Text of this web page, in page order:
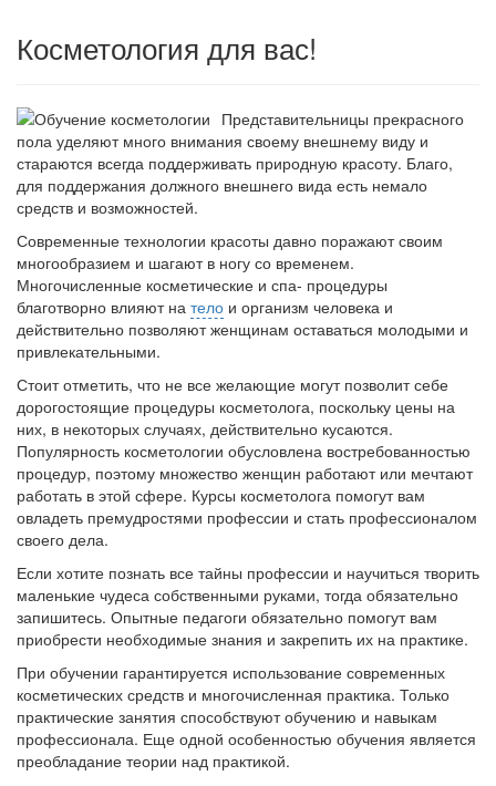
Глава Минздрава РФ
Вероника Скворцова
опровергла
сообщение о падении
работников в
ближайшие годы. Она
заявила об этом на
встрече с журналистами ведущих...
Местная анестезия развивает кардиотоксичность
Федеральная служба по
надзору в сфере
здравоохранения озвучила
тревожную статистику. Она
касаются увеличения риска
острой кардиотоксичности и
роста сопутствующих
Закон о праве родителей находиться с детьми в
реанимации внесен в Госдуму
Соответствующий
законопроект внесен в
палату на
рассмотрение. Суть его
заключается в
Косметология для вас!
Представительницы прекрасного
пола уделяют много внимания своему внешнему виду и
стараются всегда поддерживать природную красоту. Благо,
для поддержания должного внешнего вида есть немало
средств и возможностей.
Современные технологии красоты давно поражают своим
многообразием и шагают в ногу со временем.
Многочисленные косметические и спа- процедуры
благотворно влияют на тело и организм человека и
действительно позволяют женщинам оставаться молодыми и
привлекательными.
Стоит отметить, что не все желающие могут позволит себе
дорогостоящие процедуры косметолога, поскольку цены на
них, в некоторых случаях, действительно кусаются.
Популярность косметологии обусловлена востребованностью
процедур, поэтому множество женщин работают или мечтают
работать в этой сфере. Курсы косметолога помогут вам
овладеть премудростями профессии и стать профессионалом
своего дела.
Если хотите познать все тайны профессии и научиться творить
маленькие чудеса собственными руками, тогда обязательно
запишитесь. Опытные педагоги обязательно помогут вам
приобрести необходимые знания и закрепить их на практике.
При обучении гарантируется использование современных
косметических средств и многочисленная практика. Только
практические занятия способствуют обучению и навыкам
профессионала. Еще одной особенностью обучения является
преобладание теории над практикой.